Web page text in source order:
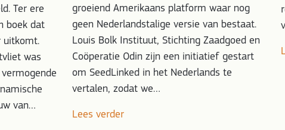
Ter ere
boek dat
uitkomt.
was
van…
groeiend Amerikaans platform waar nog
geen Nederlandstalige versie van bestaat.
Louis Bolk Instituut, Stichting Zaadgoed en
Coöperatie Odin zijn een initiatief gestart
om SeedLinked in het Nederlands te
vertalen, zodat we…
Lees verder